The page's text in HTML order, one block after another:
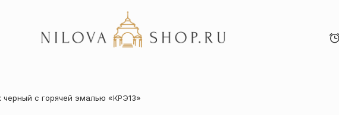
Акции
черный с горячей эмалью «КРЭ13»